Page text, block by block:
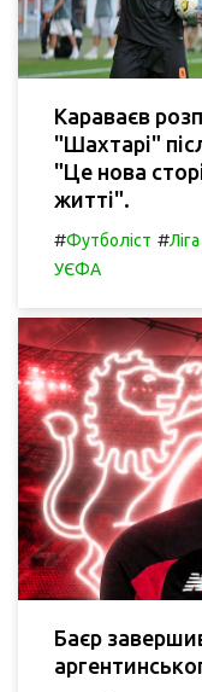
Караваєв
"Шахтарі"
"Це нова
житті".
#Футболіст #
УЄФА
Баєр